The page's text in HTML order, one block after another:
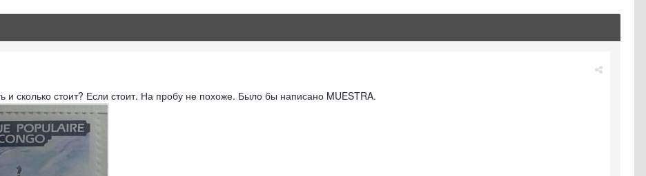
и сколько стоит? Если стоит. На пробу не похоже. Было бы написано MUESTRA.